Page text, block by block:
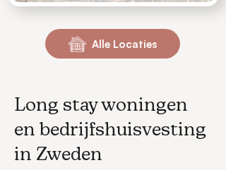
Alle Locaties
Long stay woningen
en bedrijfshuisvesting
in Zweden